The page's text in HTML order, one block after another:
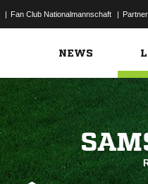
| Fan Club Nationalmannschaft | Partner
NEWS